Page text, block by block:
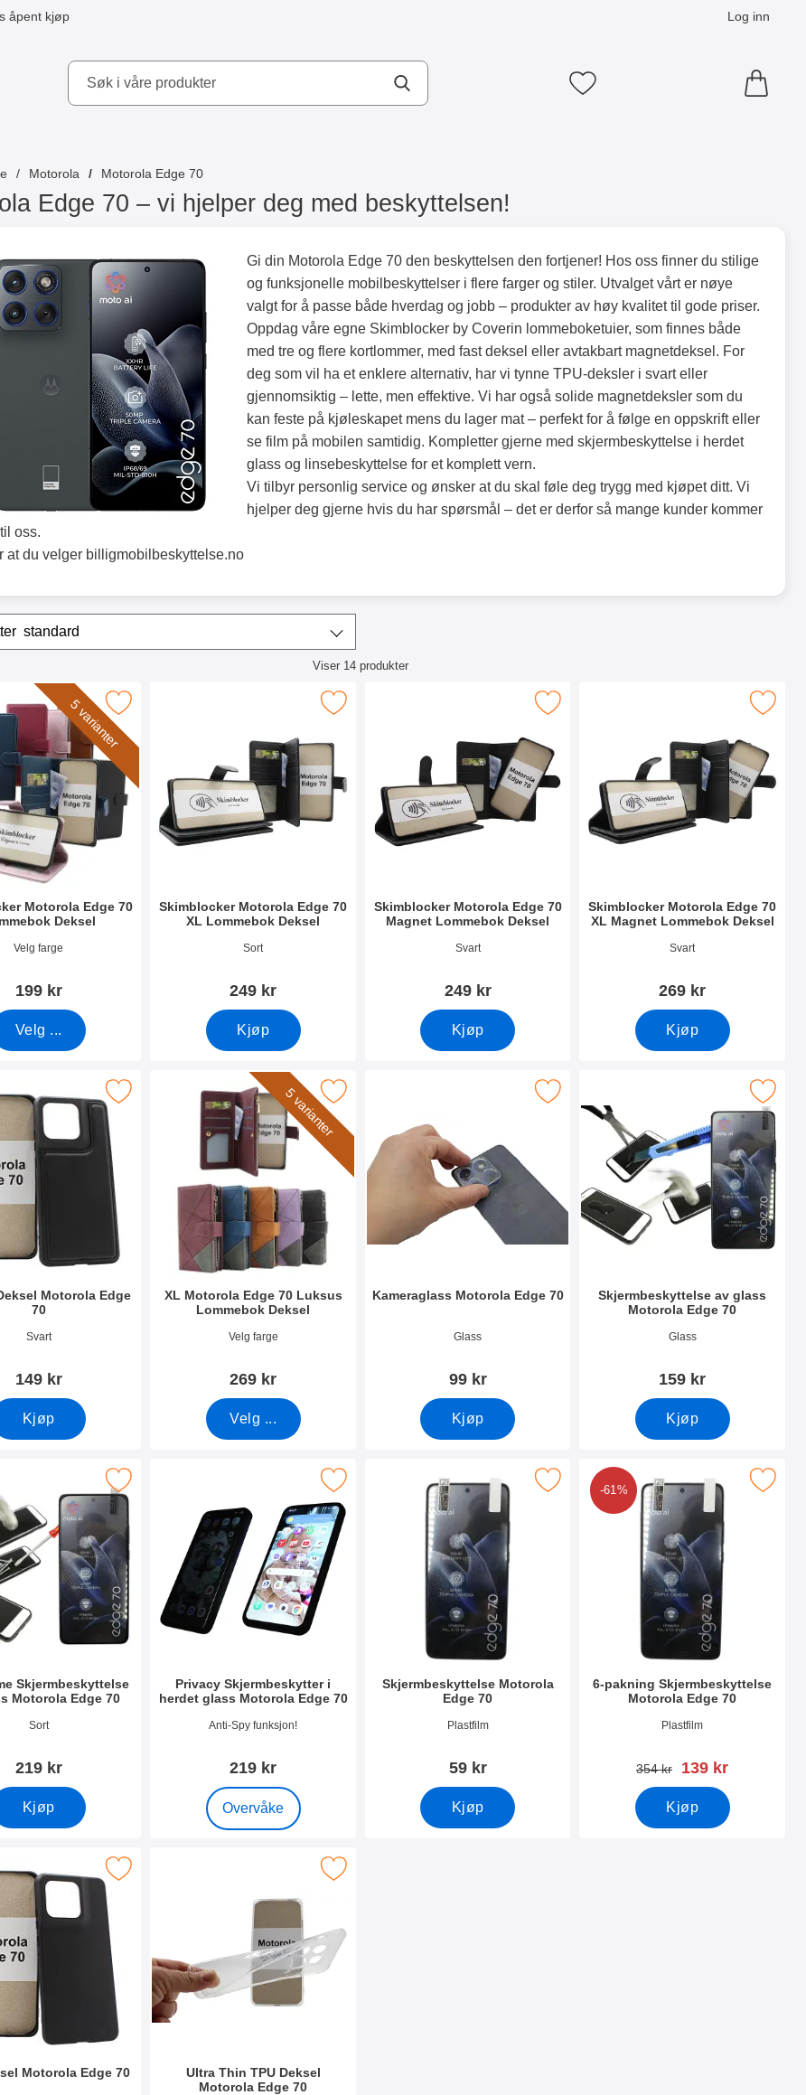
åpent kjøp Log inn
AB Mine favoritter
Motorola Motorola Edge 70
Edge 70 – vi hjelper deg med beskyttelsen!
Gi din Motorola Edge 70 den beskyttelsen den fortjener! Hos oss finner du stilige
og funksjonelle mobilbeskyttelser i flere farger og stiler. Utvalget vårt er nøye
valgt for å passe både hverdag og jobb – produkter av høy kvalitet til gode priser.
Oppdag våre egne Skimblocker by Coverin lommeboketuier, som finnes både
med tre og flere kortlommer, med fast deksel eller avtakbart magnetdeksel. For
deg som vil ha et enklere alternativ, har vi tynne TPU-deksler i svart eller
gjennomsiktig – lette, men effektive. Vi har også solide magnetdeksler som du
kan feste på kjøleskapet mens du lager mat – perfekt for å følge en oppskrift eller
se film på mobilen samtidig. Kompletter gjerne med skjermbeskyttelse i herdet
glass og linsebeskyttelse for et komplett vern.
Vi tilbyr personlig service og ønsker at du skal føle deg trygg med kjøpet ditt. Vi
hjelper deg gjerne hvis du har spørsmål – det er derfor så mange kunder kommer
oss.
at du velger billigmobilbeskyttelse.no
standard
Viser 14 produkter
5 varianter
Motorola Edge 70
Deksel
54494
Velg farge
199 kr
Velg ...
Motorola Edge 70 Lommebok Deksel som favoritt
Skimblocker Motorola Edge 70
XL Lommebok Deksel
Varenummer 54499
Sort
249 kr
Kjøp
Merk skimblocker Motorola Edge 70 XL Lommebok Deksel som favoritt
Skimblocker Motorola Edge 70
Magnet Lommebok Deksel
Varenummer 54500
Svart
249 kr
Kjøp
Merk skimblocker Motorola Edge 70 Magnet Lommebok Deksel som favoritt
Skimblocker Motorola Edge 70
XL Magnet Lommebok Deksel
Varenummer 54501
Svart
269 kr
Kjøp
Merk skimblocker Motorola Edge 70 XL
Motorola Edge
70
54502
Svart
149 kr
Kjøp
Deksel Motorola Edge 70 som favoritt 5 varianter
XL Motorola Edge 70 Luksus
Lommebok Deksel
Varenummer 54465
Velg farge
269 kr
Velg ...
Merk xL Motorola Edge 70 Luksus Lommebok Deksel som favoritt
Kameraglass Motorola Edge 70
Varenummer 54485
Glass
99 kr
Kjøp
Merk kameraglass Motorola Edge 70 som favoritt
Skjermbeskyttelse av glass
Motorola Edge 70
Varenummer 54487
Glass
159 kr
Kjøp
Merk skjermbeskyttelse av glass
Skjermbeskyttelse
Motorola Edge 70
54488
Sort
219 kr
Kjøp
av glass Motorola Edge 70 som favoritt
Privacy Skjermbeskytter i
herdet glass Motorola Edge 70
Varenummer 54489
Anti-Spy funksjon!
219 kr
Overvåke
, Privacy Skjermbeskytter i herdet glass Motorola Edge 70
Merk privacy Skjermbeskytter i herdet glass Motorola Edge 70 som favoritt
Skjermbeskyttelse Motorola
Edge 70
Varenummer 54490
Plastfilm
59 kr
Kjøp
Merk skjermbeskyttelse Motorola Edge 70 som favoritt
-61%
6-pakning Skjermbeskyttelse
Motorola Edge 70
Varenummer 54491
Plastfilm
gammel pris
354 kr ny pris
139 kr
Kjøp
Merk 6-pakning Skjermbeskyttelse
Motorola Edge 70
Deksel Motorola Edge 70 som favoritt
Ultra Thin TPU Deksel
Motorola Edge 70
Merk ultra Thin TPU Deksel Motorola Edge 70 som favoritt